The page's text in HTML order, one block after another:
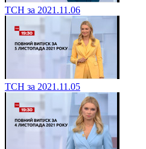
ТСН за 2021.11.06
ТСН за 2021.11.05